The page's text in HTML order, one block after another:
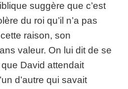
suggère que c’est
du roi qu’il n’a pas
raison, son
valeur. On lui dit de se
David attendait
d’autre qui savait